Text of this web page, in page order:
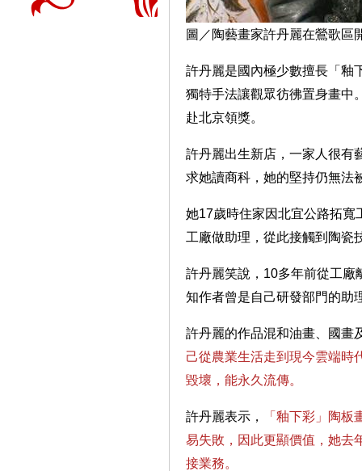
圖／陶藝畫家許丹麗在鶯歌區
許丹麗是國內極少數擅長「釉
獨特手法讓觀眾彷彿置身畫中
赴北京領獎。
許丹麗出生新店，一家人很有
求她讀商科，她的堅持仍無法
她17歲時住家因北宜公路拓寬
工廠做助理，從此接觸到陶瓷
許丹麗笑說，10多年前從工廠
知作者曾是自己研發部門的助
許丹麗的作品混和油畫、國畫
己從農業生活走到現今雲端時
毀壞，能永久流傳。
許丹麗表示，
「釉下彩」陶
易失敗，因此更顯價值，她去
接業務。